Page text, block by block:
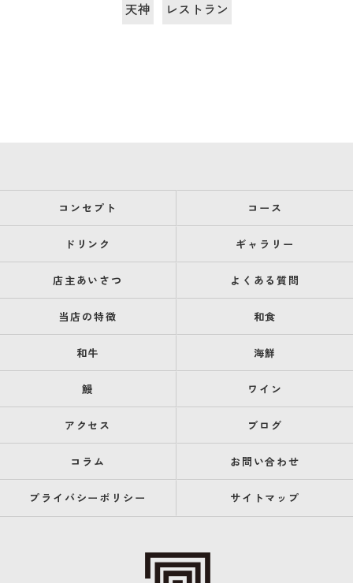
天神 レストラン
コンセプト コース
ドリンク ギャラリー
店主あいさつ よくある質問
当店の特徴 和食
和牛 海鮮
鰻 ワイン
アクセス ブログ
コラム お問い合わせ
プライバシーポリシー サイトマップ